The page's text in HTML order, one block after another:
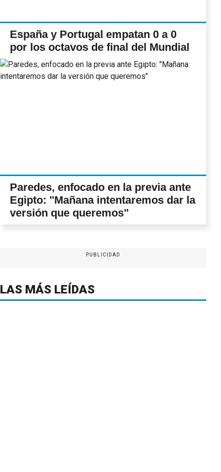
España y Portugal empatan 0 a 0
por los octavos de final del Mundial
Paredes, enfocado en la previa ante
Egipto: "Mañana intentaremos dar la
versión que queremos"
PUBLICIDAD
LAS MÁS LEÍDAS